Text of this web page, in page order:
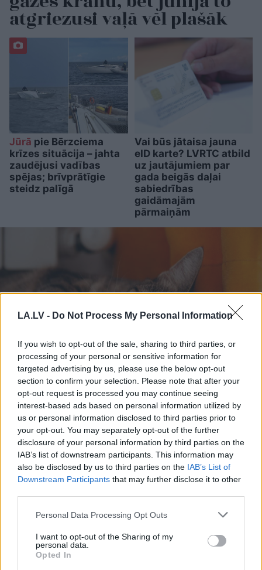
LA.LV - Do Not Process My Personal Information
If you wish to opt-out of the sale, sharing to third parties, or
processing of your personal or sensitive information for
targeted advertising by us, please use the below opt-out
section to confirm your selection. Please note that after your
opt-out request is processed you may continue seeing
interest-based ads based on personal information utilized by
us or personal information disclosed to third parties prior to
your opt-out. You may separately opt-out of the further
disclosure of your personal information by third parties on the
IAB’s list of downstream participants. This information may
also be disclosed by us to third parties on the IAB’s List of
Downstream Participants that may further disclose it to other
Please note that this website/app uses one or more Google
not limited to your visit or usage behaviour. You may click to
grant or deny consent to Google and its third-party tags to
use your data for below specified purposes in below Google
Personal Data Processing Opt Outs
I want to opt-out of the Sharing of my
personal data.
Opted In
atgriezusi vaļā vēl plašāk
Jūrā pie Bērzciema
krīzes situācija – jahta
zaudējusi vadības
spējas; brīvprātīgie
steidz palīgā
Vai būs jātaisa jauna
eID karte? LVRTC atbild
uz jautājumiem par
gada beigās daļai
sabiedrības
gaidāmajām
pārmaiņām
Kāpēc kaķi tieši naktīs kā
traki skrien pa māju?
Beidzot izskaidrots šis
dīvainais mīluļa paradums